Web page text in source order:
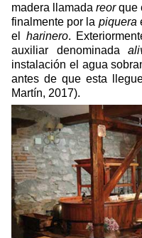
madera llamada reorque
finalmente por la piquera
el harinero.
auxiliar denominada
instalación el agua
antes de que esta
Martín, 2017).